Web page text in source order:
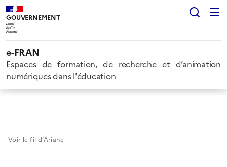
GOUVERNEMENT
Liberté
Égalité
Fraternité
e-FRAN
Espaces de formation, de recherche et d’animation
numériques dans l'éducation
Voir le fil d’Ariane